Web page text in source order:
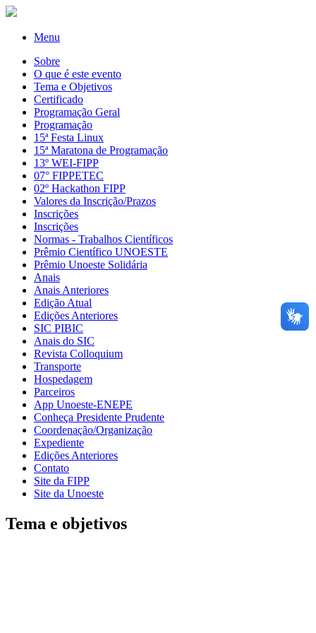
Menu
Sobre
O que é este evento
Tema e Objetivos
Certificado
Programação Geral
Programação
15ª Festa Linux
15ª Maratona de Programação
13º WEI-FIPP
07° FIPPETEC
02º Hackathon FIPP
Valores da Inscrição/Prazos
Inscrições
Inscrições
Normas - Trabalhos Científicos
Prêmio Científico UNOESTE
Prêmio Unoeste Solidária
Anais
Anais Anteriores
Edição Atual
Edições Anteriores
SIC PIBIC
Anais do SIC
Revista Colloquium
Transporte
Hospedagem
Parceiros
App Unoeste-ENEPE
Conheça Presidente Prudente
Coordenação/Organização
Expediente
Edições Anteriores
Contato
Site da FIPP
Site da Unoeste
Tema e objetivos